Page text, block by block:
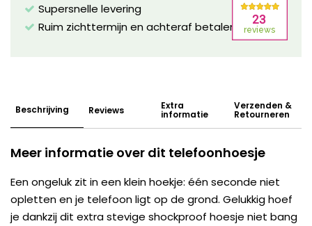
Supersnelle levering
Ruim zichttermijn en achteraf betalen mogelijk!
Beschrijving Reviews Extra
informatie
Verzenden &
Retourneren
Meer informatie over dit telefoonhoesje
Een ongeluk zit in een klein hoekje: één seconde niet
opletten en je telefoon ligt op de grond. Gelukkig hoef
je dankzij dit extra stevige shockproof hoesje niet bang